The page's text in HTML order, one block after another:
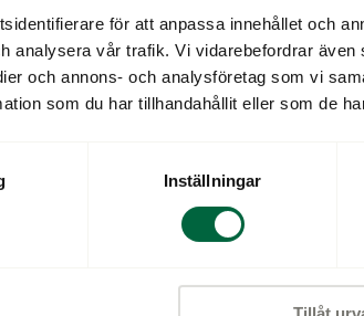
för att anpassa innehållet och
analysera vår trafik. Vi vidarebefordrar
och annons- och analysföretag som vi
som du har tillhandahållit eller som de
Inställningar